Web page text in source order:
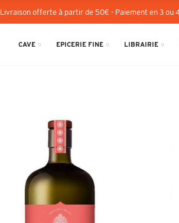
Livraison offerte à partir de 50€ - Paiement en 3 ou
CAVE EPICERIE FINE LIBRAIRIE